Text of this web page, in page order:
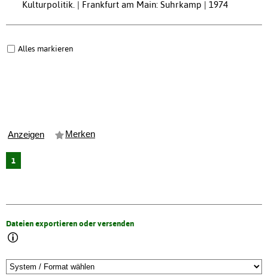
Kulturpolitik. | Frankfurt am Main: Suhrkamp | 1974
Alles markieren
Anzeigen Merken
1
Dateien exportieren oder versenden